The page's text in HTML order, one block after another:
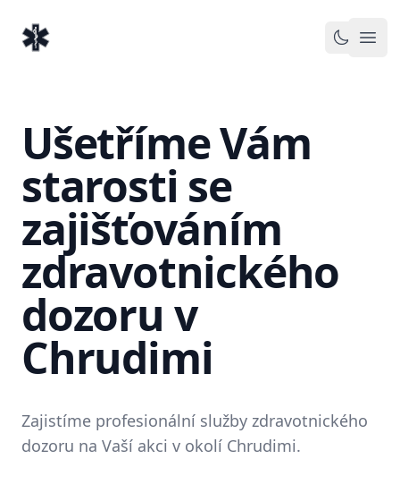
EventMedic.cz
Toggle
Ušetříme Vám
starosti se
zajišťováním
zdravotnického
dozoru v
Chrudimi
Zajistíme profesionální služby zdravotnického
dozoru na Vaší akci v okolí Chrudimi.